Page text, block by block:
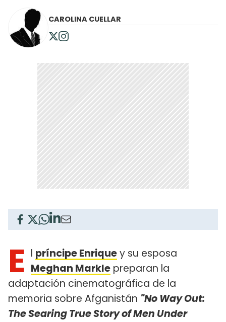
CAROLINA CUELLAR
E l príncipe Enriquey su esposa
Meghan Markle preparan la
adaptación cinematográfica de la
memoria sobre Afganistán "No Way Out:
The Searing True Story of Men Under